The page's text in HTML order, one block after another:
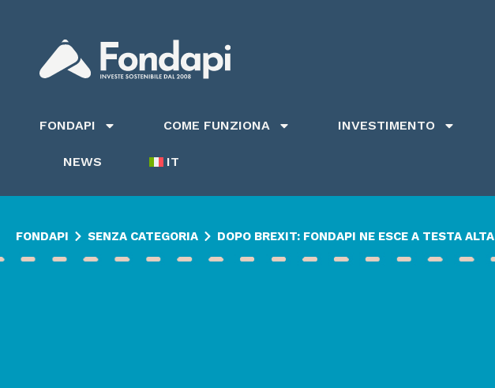
FONDAPI COME FUNZIONA INVESTIMENTO
NEWS IT
FONDAPI SENZA CATEGORIA DOPO BREXIT: FONDAPI NE ESCE A TESTA ALTA